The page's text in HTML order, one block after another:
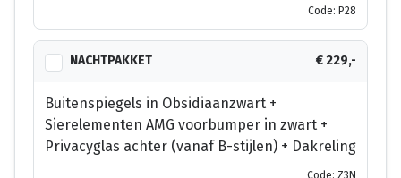
Code: P28
NACHTPAKKET € 229,-
Buitenspiegels in Obsidiaanzwart +
Sierelementen AMG voorbumper in zwart +
Privacyglas achter (vanaf B-stijlen) + Dakreling
Code: Z3N